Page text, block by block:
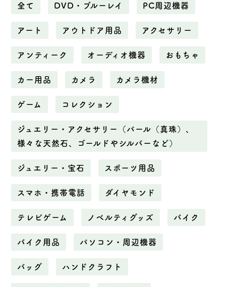
全て DVD・ブルーレイ PC周辺機器
アート アウトドア用品 アクセサリー
アンティーク オーディオ機器 おもちゃ
カー用品 カメラ カメラ機材
ゲーム コレクション
ジュエリー・アクセサリー（パール（真珠）、
様々な天然石、ゴールドやシルバーなど）
ジュエリー・宝石 スポーツ用品
スマホ・携帯電話 ダイヤモンド
テレビゲーム ノベルティグッズ バイク
バイク用品 パソコン・周辺機器
バッグ ハンドクラフト